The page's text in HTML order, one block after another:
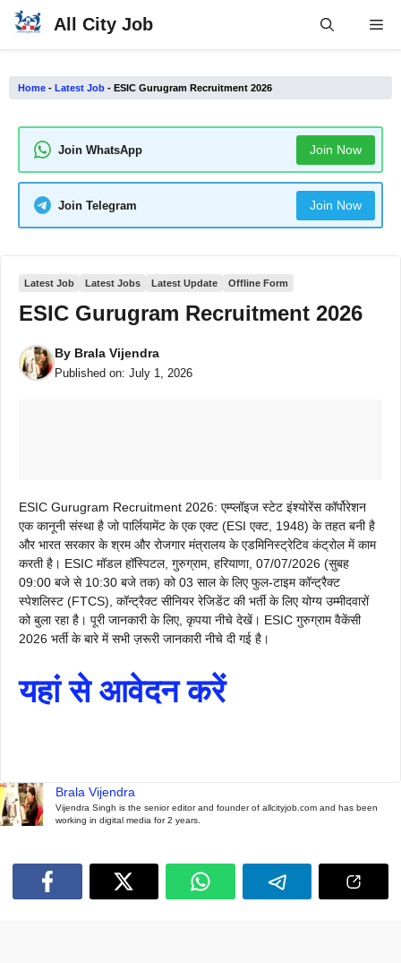
Skip
All City Job
Home - Latest Job - ESIC Gurugram Recruitment 2026
Join WhatsApp Join Now
Join Telegram Join Now
Latest Job Latest Jobs Latest Update Offline Form
ESIC Gurugram Recruitment 2026
By Brala Vijendra
Published on: July 1, 2026
ESIC Gurugram Recruitment 2026: एम्प्लॉइज स्टेट इंश्योरेंस कॉर्पोरेशन
एक कानूनी संस्था है जो पार्लियामेंट के एक एक्ट (ESI एक्ट, 1948) के तहत बनी है
और भारत सरकार के श्रम और रोजगार मंत्रालय के एडमिनिस्ट्रेटिव कंट्रोल में काम
करती है। ESIC मॉडल हॉस्पिटल, गुरुग्राम, हरियाणा, 07/07/2026 (सुबह
09:00 बजे से 10:30 बजे तक) को 03 साल के लिए फुल-टाइम कॉन्ट्रैक्ट
स्पेशलिस्ट (FTCS), कॉन्ट्रैक्ट सीनियर रेजिडेंट की भर्ती के लिए योग्य उम्मीदवारों
को बुला रहा है। पूरी जानकारी के लिए, कृपया नीचे देखें। ESIC गुरुग्राम वैकेंसी
2026 भर्ती के बारे में सभी ज़रूरी जानकारी नीचे दी गई है।
यहां से आवेदन करें
Brala Vijendra
Vijendra Singh is the senior editor and founder of allcityjob.com and has been
working in digital media for 2 years.